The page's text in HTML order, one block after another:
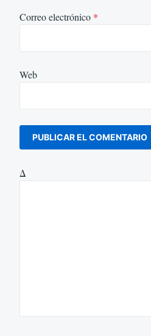
Correo electrónico *
Web
Δ